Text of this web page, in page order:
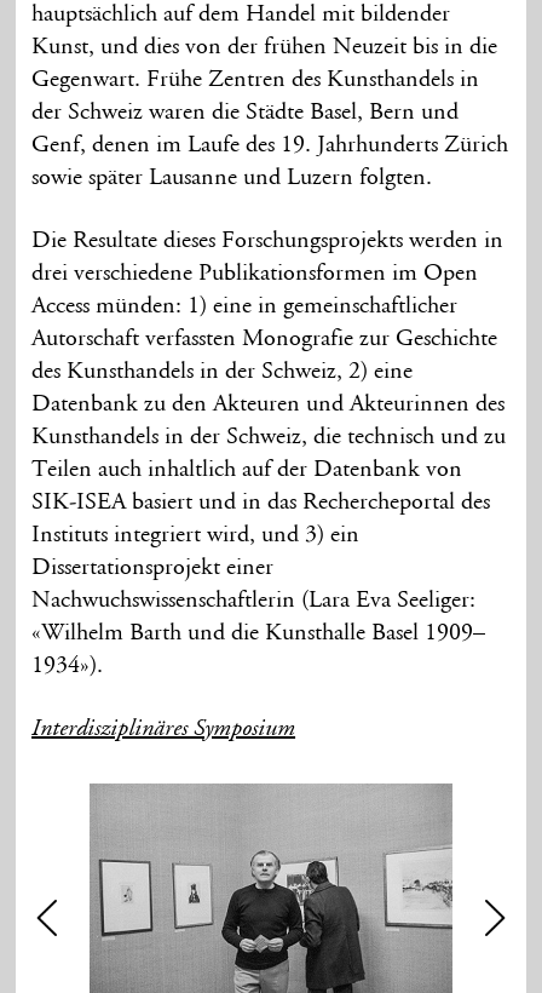
hauptsächlich auf dem Handel mit bildender
Kunst, und dies von der frühen Neuzeit bis in die
Gegenwart. Frühe Zentren des Kunsthandels in
der Schweiz waren die Städte Basel, Bern und
Genf, denen im Laufe des 19. Jahrhunderts Zürich
sowie später Lausanne und Luzern folgten.
Die Resultate dieses Forschungsprojekts werden in
drei verschiedene Publikationsformen im Open
Access münden: 1) eine in gemeinschaftlicher
Autorschaft verfassten Monografie zur Geschichte
des Kunsthandels in der Schweiz, 2) eine
Datenbank zu den Akteuren und Akteurinnen des
Kunsthandels in der Schweiz, die technisch und zu
Teilen auch inhaltlich auf der Datenbank von
SIK-ISEA basiert und in das Rechercheportal des
Instituts integriert wird, und 3) ein
Dissertationsprojekt einer
Nachwuchswissenschaftlerin (Lara Eva Seeliger:
«Wilhelm Barth und die Kunsthalle Basel 1909–
1934»).
Interdisziplinäres Symposium